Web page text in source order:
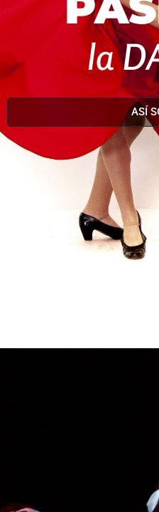
la
ASÍ